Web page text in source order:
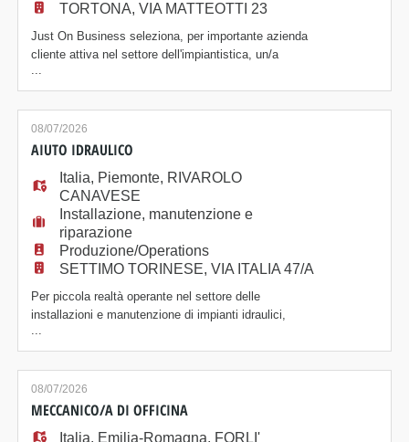
TORTONA, VIA MATTEOTTI 23
Just On Business seleziona, per importante azienda
cliente attiva nel settore dell'impiantistica, un/a
ELETTRICISTA. La risorsa si dovrà occupare delle
seguenti attività: - conduzione e manutenzione
ordinaria/straordinaria su impianti elettrici di bassa e
media tensione; - manutenzione ordinaria e
straordinaria su linee distribuzione, impiant
...
08/07/2026
AIUTO IDRAULICO
Italia, Piemonte, RIVAROLO
CANAVESE
Installazione, manutenzione e
riparazione
Produzione/Operations
SETTIMO TORINESE, VIA ITALIA 47/A
Per piccola realtà operante nel settore delle
installazioni e manutenzione di impianti idraulici,
ricerchiamo una risorsa che dopo un costante periodo
di affiancamento si occuperà di Montaggio,
manutenzione e riparazione di impianti di acqua calda,
vapore, riscaldamento e ventilazione Collegamento e
messa in funzione di nuove macchine e impianti
...
08/07/2026
MECCANICO/A DI OFFICINA
Italia, Emilia-Romagna, FORLI'